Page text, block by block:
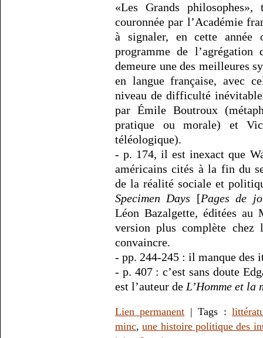
«Les Grands
couronnée par l’Académie
à signaler, en cette
programme de
demeure une des meilleures
en langue française, avec
niveau de difficulté
par Émile Boutroux
pratique ou morale) et
téléologique).
- p. 174, il est inexact que
américains cités à la fin du
de la réalité sociale et
Specimen Days [Pages de
Léon Bazalgette, éditées au
version plus complète chez
convaincre.
- pp. 244-245 : il manque
- p. 407 : c’est sans doute
est l’auteur de L’Homme et la
Lien permanent | Tags :
minc,une histoire politique des